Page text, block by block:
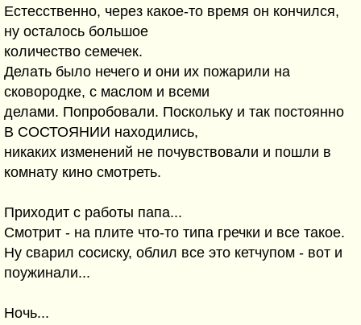
Естесственно, через какое-то время он кончился,
ну осталось большое
количество семечек.
Делать было нечего и они их пожарили на
сковородке, с маслом и всеми
делами. Попробовали. Поскольку и так постоянно
В СОСТОЯНИИ находились,
никаких изменений не почувствовали и пошли в
комнату кино смотреть.
Приходит с работы папа...
Смотрит - на плите что-то типа гречки и все такое.
Ну сварил сосиску, облил все это кетчупом - вот и
поужинали...
Ночь...